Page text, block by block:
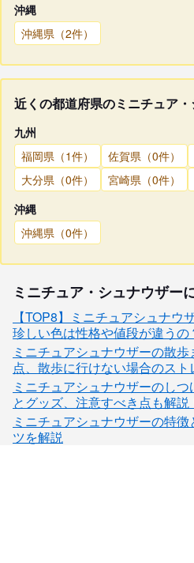
沖縄
沖縄県（2件）
近くの都道府県のミニチュア
九州
福岡県（1件）
佐賀県（0件）
大分県（0件）
宮崎県（0件）
沖縄
沖縄県（0件）
ミニチュア・シュナウザー
【TOP8】ミニチュアシュナウ
珍しい色は性格や値段が違うの
ミニチュアシュナウザーの散
点、散歩に行けない場合のス
ミニチュアシュナウザーのし
とグッズ、注意すべき点も解説
ミニチュアシュナウザーの特
ツを解説